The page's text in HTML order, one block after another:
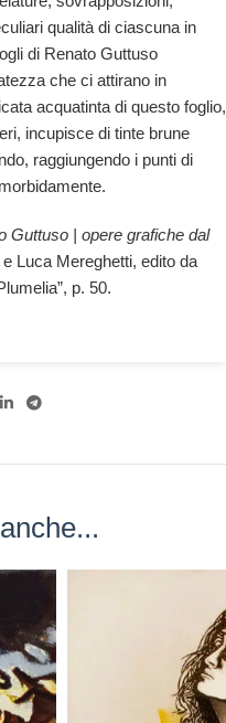
qualità di ciascuna in
di Renato Guttuso
che ci attirano in
acquatinta di questo foglio,
incupisce di tinte brune
raggiungendo i punti di
Guttuso | opere grafiche dal
Luca Mereghetti, edito da
p. 50.